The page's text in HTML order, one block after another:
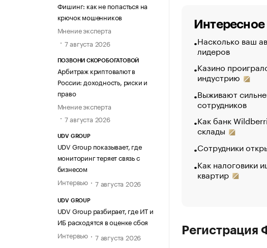
Фишинг: как не попасться на
крючок мошенников
Мнение эксперта
7 августа 2026
ПОЗВОНИ СКОРОБОГАТОВОЙ
Арбитраж криптовалют в
России: доходность, риски и
право
Мнение эксперта
7 августа 2026
UDV GROUP
UDV Group показывает, где
мониторинг теряет связь с
бизнесом
Интервью
7 августа 2026
UDV GROUP
UDV Group разбирает, где ИТ и
ИБ расходятся в оценке сбоя
Интервью
7 августа 2026
Насколько ваш
лидеров
Казино
индустрию
Выживают
сотрудников
Как банк
склады
Сотрудники
Как налоговики
квартир
Регистрация